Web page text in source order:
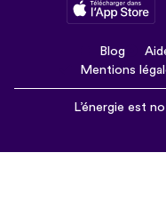
Blog
Mentions
L’énergie est